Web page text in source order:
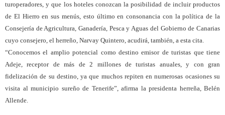
turoperadores, y que los hoteles conozcan la posibilidad de incluir productos
de El Hierro en sus menús, esto último en consonancia con la política de la
Consejería de Agricultura, Ganadería, Pesca y Aguas del Gobierno de Canarias
cuyo consejero, el herreño, Narvay Quintero, acudirá, también, a esta cita.
“Conocemos el amplio potencial como destino emisor de turistas que tiene
Adeje, receptor de más de 2 millones de turistas anuales, y con gran
fidelización de su destino, ya que muchos repiten en numerosas ocasiones su
visita al municipio sureño de Tenerife”, afirma la presidenta herreña, Belén
Allende.